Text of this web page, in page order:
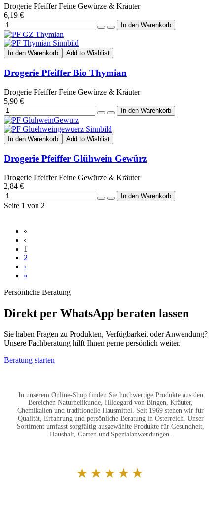
Drogerie Pfeiffer Feine Gewürze & Kräuter
6,19 €
In den Warenkorb Add to Wishlist
Drogerie Pfeiffer Bio Thymian
Drogerie Pfeiffer Feine Gewürze & Kräuter
5,90 €
In den Warenkorb Add to Wishlist
Drogerie Pfeiffer Glühwein Gewürz
Drogerie Pfeiffer Feine Gewürze & Kräuter
2,84 €
Seite 1 von 2
«
‹
1
2
›
»
Persönliche Beratung
Direkt per WhatsApp beraten lassen
Sie haben Fragen zu Produkten, Verfügbarkeit oder Anwendung?
Unsere Fachberatung hilft Ihnen gerne persönlich weiter.
Beratung starten
In unserem Online-Shop finden Sie hochwertige Produkte aus den
Bereichen Naturheilkunde, Hildegard von Bingen, Kräuter,
Chemikalien und traditionelle Hausmittel. Seit 1969 stehen wir für
Qualität, Erfahrung und persönliche Beratung in Österreich. Unser
Sortiment umfasst sorgfältig ausgewählte Produkte für Gesundheit,
Haushalt, Garten und Spezialanwendungen.
★★★★★